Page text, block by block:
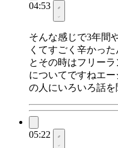
04:53
そんな感じで3年間
くてすごく辛かっ
とその時はフリー
についてですねエ
の人にいろいろ話を
05:22